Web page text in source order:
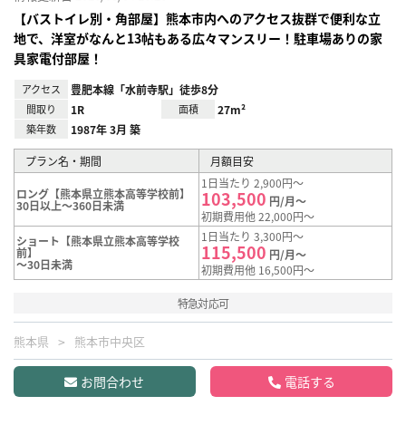
【バストイレ別・角部屋】熊本市内へのアクセス抜群で便利な立
地で、洋室がなんと13帖もある広々マンスリー！駐車場ありの家
具家電付部屋！
アクセス 豊肥本線「水前寺駅」徒歩8分
間取り 1R 面積 27m²
築年数 1987年 3月 築
プラン名・期間 月額目安
ロング【熊本県立熊本高等学校前】
30日以上～360日未満
1日当たり 2,900円～
103,500 円/月～
初期費用他 22,000円～
ショート【熊本県立熊本高等学校
前】
～30日未満
1日当たり 3,300円～
115,500 円/月～
初期費用他 16,500円～
特急対応可
熊本県 熊本市中央区
お問合わせ 電話する